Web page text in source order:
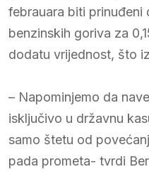
febrauara biti prinuđeni
benzinskih goriva za
dodatu vrijednost, što
– Napominjemo da
isključivo u državnu
samo štetu od
pada prometa- tvrdi